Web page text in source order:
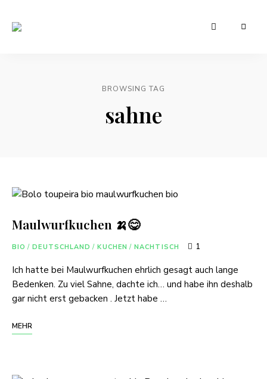
BROWSING TAG
sahne
Maulwurfkuchen 🍌😋
BIO / DEUTSCHLAND / KUCHEN / NACHTISCH 1
Ich hatte bei Maulwurfkuchen ehrlich gesagt auch lange
Bedenken. Zu viel Sahne, dachte ich… und habe ihn deshalb
gar nicht erst gebacken . Jetzt habe …
MEHR